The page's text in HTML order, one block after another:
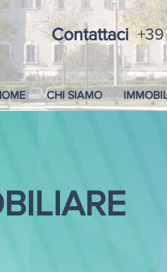
Contattaci
CHI SIAMO